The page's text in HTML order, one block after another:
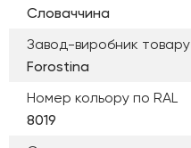
Словаччина
Завод-виробник товару
Forostina
Номер кольору по RAL
8019